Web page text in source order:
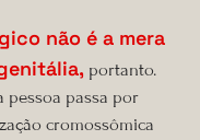
não é a mera
portanto.
pessoa passa por
cromossômica